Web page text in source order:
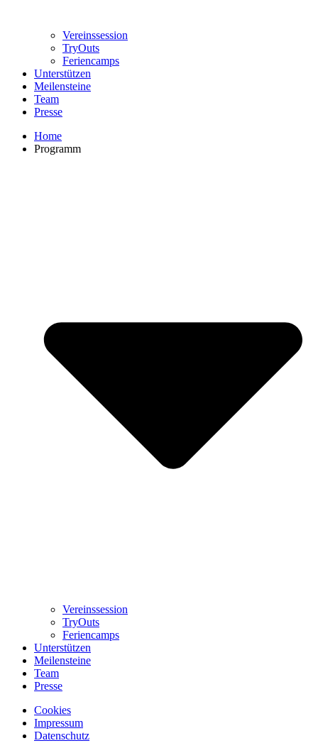
Vereinssession
TryOuts
Feriencamps
Unterstützen
Meilensteine
Team
Presse
Home
Programm
Vereinssession
TryOuts
Feriencamps
Unterstützen
Meilensteine
Team
Presse
Cookies
Impressum
Datenschutz